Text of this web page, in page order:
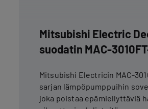
Mitsubishi Electric
suodatin MAC-
Mitsubishi Electricin MAC-
sarjan lämpöpumppuihin
joka poistaa epämiellyttäviä